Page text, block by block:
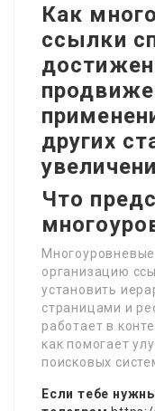
Как
ссылки
других
Что
организацию
установить
страницами и
работает в
как помогает
поисковых
Если тебе